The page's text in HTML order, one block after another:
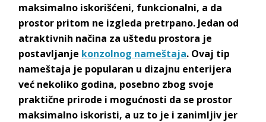
maksimalno iskorišćeni, funkcionalni, a da
prostor pritom ne izgleda pretrpano. Jedan od
atraktivnih načina za uštedu prostora je
postavljanje konzolnog nameštaja. Ovaj tip
nameštaja je popularan u dizajnu enterijera
već nekoliko godina, posebno zbog svoje
praktične prirode i mogućnosti da se prostor
maksimalno iskoristi, a uz to je i zanimljiv jer